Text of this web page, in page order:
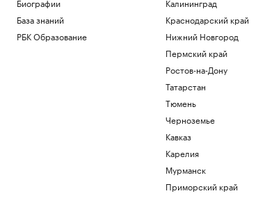
База знаний
РБК Образование
Краснодарский край
Нижний Новгород
Пермский край
Ростов-на-Дону
Татарстан
Тюмень
Черноземье
Кавказ
Карелия
Мурманск
Приморский край